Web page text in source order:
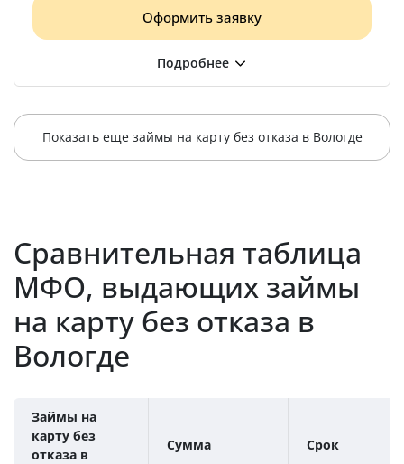
Оформить заявку
Показать еще займы на карту без отказа в Вологде
Сравнительная таблица
МФО, выдающих займы
на карту без отказа в
Вологде
Займы на
карту без
отказа в
Сумма Срок